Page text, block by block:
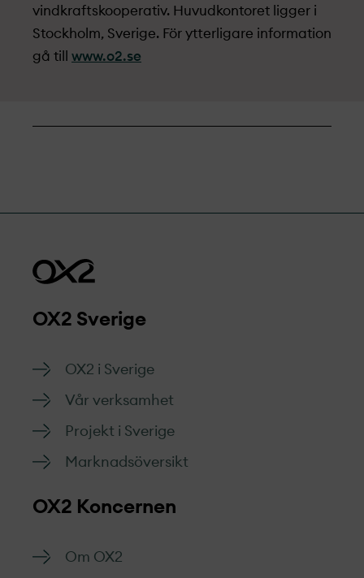
vindkraftskooperativ. Huvudkontoret ligger i
Stockholm, Sverige. För ytterligare information
gå till www.o2.se
OX2 Sverige
OX2 i Sverige
Vår verksamhet
Projekt­ i Sverige
Marknads­översikt
OX2 Koncernen
Om OX2